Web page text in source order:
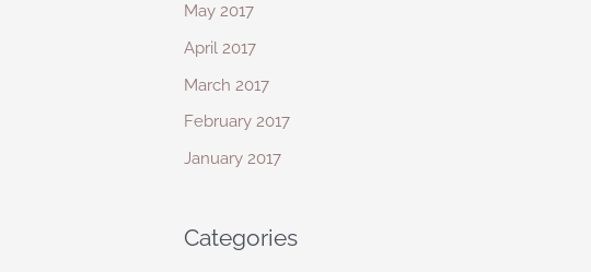
May 2017
April 2017
March 2017
February 2017
January 2017
Categories